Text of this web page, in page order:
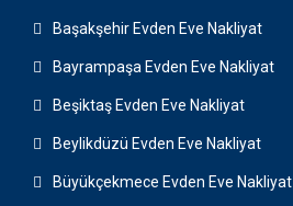
Başakşehir Evden Eve Nakliyat
Bayrampaşa Evden Eve Nakliyat
Beşiktaş Evden Eve Nakliyat
Beylikdüzü Evden Eve Nakliyat
Büyükçekmece Evden Eve Nakliyat